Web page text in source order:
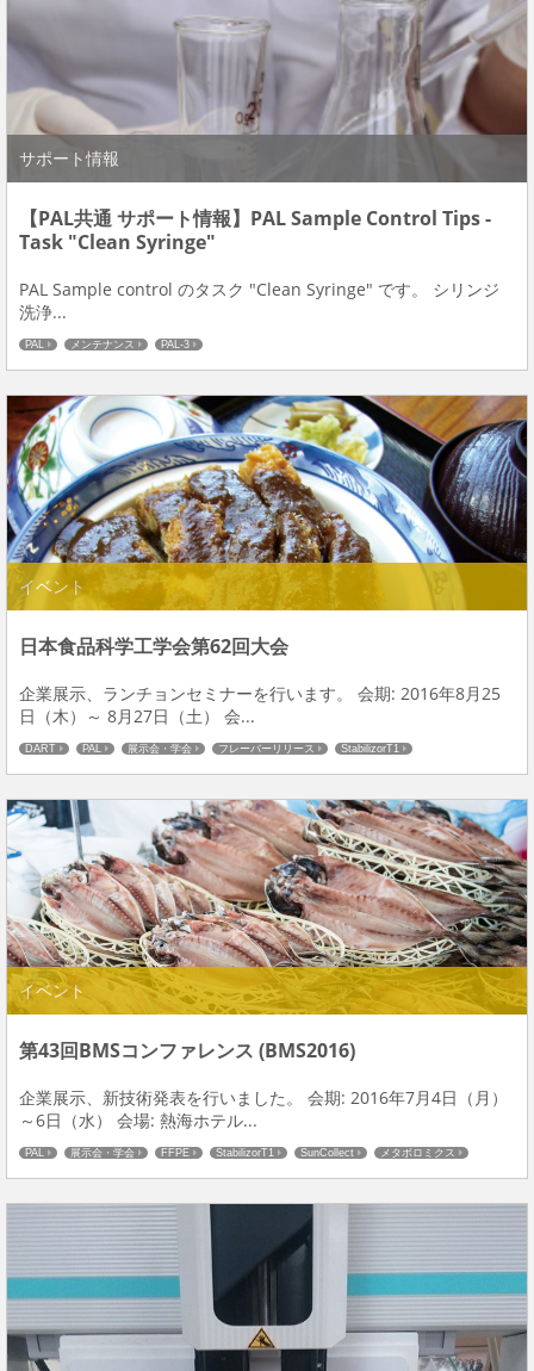
サポート情報
【PAL共通 サポート情報】PAL Sample Control Tips -
Task "Clean Syringe"
PAL Sample control のタスク "Clean Syringe" です。 シリンジ
洗浄...
PAL メンテナンス PAL-3
イベント
日本食品科学工学会第62回大会
企業展示、ランチョンセミナーを行います。 会期: 2016年8月25
日（木）～ 8月27日（土） 会...
DART PAL 展示会・学会 フレーバーリリース
StabilizorT1
イベント
第43回BMSコンファレンス (BMS2016)
企業展示、新技術発表を行いました。 会期: 2016年7月4日（月）
～6日（水） 会場: 熱海ホテル...
PAL 展示会・学会 FFPE StabilizorT1 SunCollect
メタボロミクス